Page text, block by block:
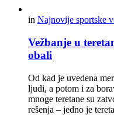
in Najnovije sportske
Vežbanje u
obali
Od kad je uvedena
ljudi, a potom i za
mnoge teretane su
rešenja – jedno je